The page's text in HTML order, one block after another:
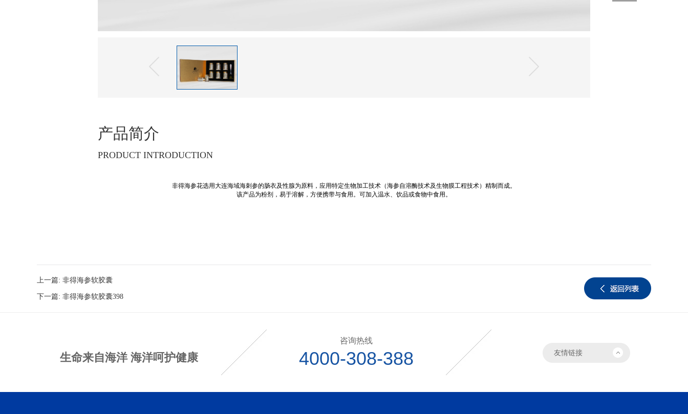
产品简介
PRODUCT INTRODUCTION
非得海参花选用大连海域海刺参的肠衣及性腺为原料，应用特定生物加工技术（海参自溶酶技术及生物膜工程技术）精制而成。
该产品为粉剂，易于溶解，方便携带与食用。可加入温水、饮品或食物中食用。
上一篇: 非得海参软胶囊
下一篇: 非得海参软胶囊398
生命来自海洋 海洋呵护健康
咨询热线
4000-308-388